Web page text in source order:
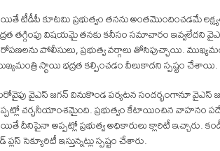
టీడీపీ కూటమి ప్రభుత్వం తనను అంతమొందించడమే
తగ్గింపు విషయమై తనకు కనీసం సమాచారం ఇవ్వలేదని
పోలీసులు, ప్రభుత్వ వర్గాలు తోసిపుచ్చాయి.
స్థాయి భద్రత కల్పించడం వీలుకాదని స్పష్టం
వైఎస్ జగన్ వినుకొండ పర్యటన సందర్భంగానూ వైఎస్
చర్చనీయాంశమైంది. ప్రభుత్వం కేటాయించిన వాహనం
దీనిపైనా అప్పట్లో ప్రభుత్వ అధికారులు క్లారిటీ ఇచ్చారు.
ప్లస్ సెక్యూరిటీ ఇస్తున్నట్లు స్పష్టం చేశారు.